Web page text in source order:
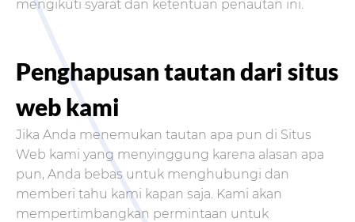
mengikuti syarat dan ketentuan penautan ini.
Penghapusan tautan dari situs
web kami
Jika Anda menemukan tautan apa pun di Situs
Web kami yang menyinggung karena alasan apa
pun, Anda bebas untuk menghubungi dan
memberi tahu kami kapan saja. Kami akan
mempertimbangkan permintaan untuk